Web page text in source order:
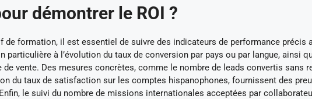
démontrer le ROI ?
de formation, il est essentiel de suivre des indicateurs de performance précis
particulière à l’évolution du taux de conversion par pays ou par langue, ainsi
de vente. Des mesures concrètes, comme le nombre de leads convertis sans
du taux de satisfaction sur les comptes hispanophones, fournissent des
le suivi du nombre de missions internationales acceptées par